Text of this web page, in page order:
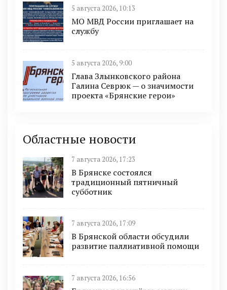
5 августа 2026, 10:13
МО МВД России приглашает на
службу
5 августа 2026, 9:00
Глава Злынковского района
Галина Севрюк — о значимости
проекта «Брянские герои»
Областные новости
7 августа 2026, 17:23
В Брянске состоялся
традиционный пятничный
субботник
7 августа 2026, 17:09
В Брянской области обсудили
развитие паллиативной помощи
7 августа 2026, 16:56